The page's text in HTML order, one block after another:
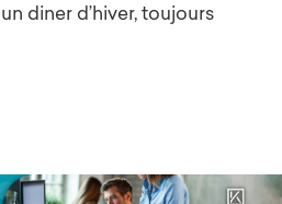
diner d’hiver, toujours